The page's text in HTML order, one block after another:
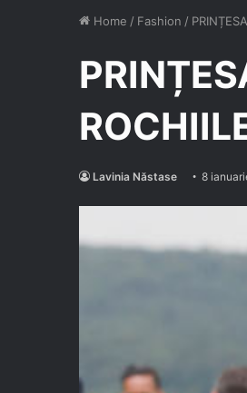
Home / Fashion /
Lavinia Năstase 8